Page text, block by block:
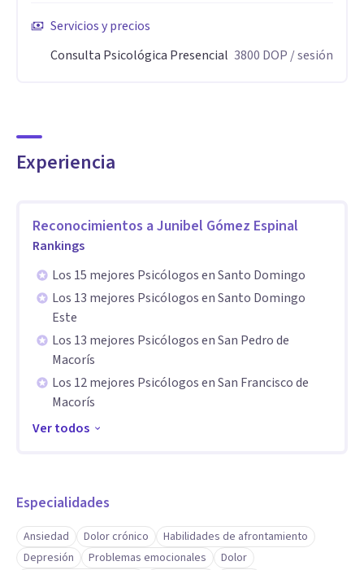
por brindar intervenciones estructuradas, claras y basadas
Servicios y precios
Consulta Psicológica Presencial 3800 DOP / sesión
Experiencia
Reconocimientos a Junibel Gómez Espinal
Rankings
Los 15 mejores Psicólogos en Santo Domingo
Los 13 mejores Psicólogos en Santo Domingo
Este
Los 13 mejores Psicólogos en San Pedro de
Macorís
Los 12 mejores Psicólogos en San Francisco de
Macorís
Ver todos
Especialidades
Ansiedad Dolor crónico
Habilidades de afrontamiento
Depresión
Problemas emocionales
Dolor